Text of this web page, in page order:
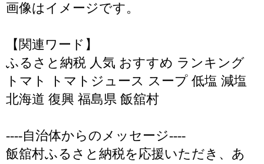
画像はイメージです。
【関連ワード】
ふるさと納税 人気 おすすめ ランキング
トマト トマトジュース スープ 低塩 減塩
北海道 復興 福島県 飯舘村
----自治体からのメッセージ----
飯舘村ふるさと納税を応援いただき、あ